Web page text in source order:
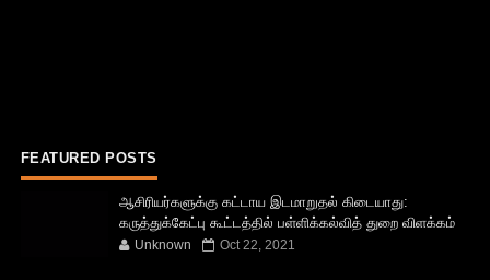
FEATURED POSTS
ஆசிரியர்களுக்கு கட்டாய இடமாறுதல் கிடையாது:
கருத்துக்கேட்பு கூட்டத்தில் பள்ளிக்கல்வித் துறை விளக்கம்
Unknown Oct 22, 2021